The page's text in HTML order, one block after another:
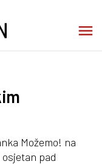
Možemo! na
pad